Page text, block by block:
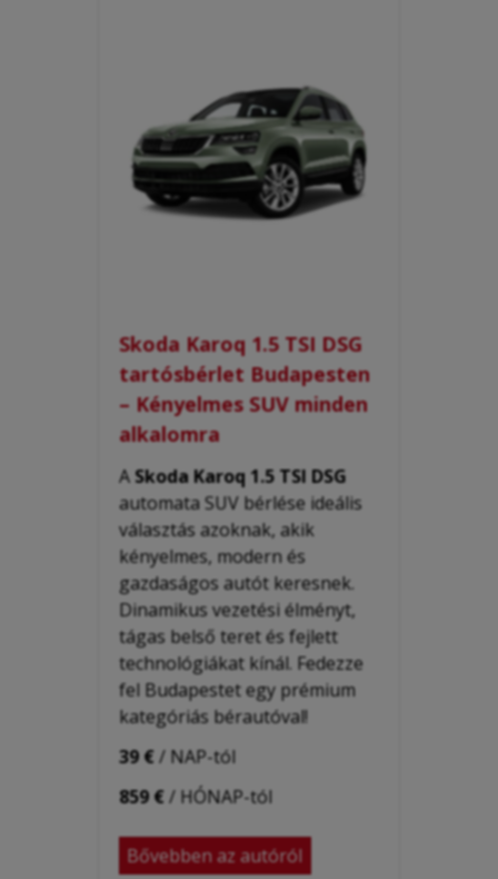
Skoda Karoq 1.5 TSI DSG
tartósbérlet Budapesten
– Kényelmes SUV minden
alkalomra
ASkoda Karoq 1.5 TSI DSG
automata SUV bérlése ideális
választás azoknak, akik
kényelmes, modern és
gazdaságos autót keresnek.
Dinamikus vezetési élményt,
tágas belső teret és fejlett
technológiákat kínál. Fedezze
fel Budapestet egy prémium
kategóriás bérautóval!
39 €/ NAP-tól
859 €/ HÓNAP-tól
Bővebben az autóról